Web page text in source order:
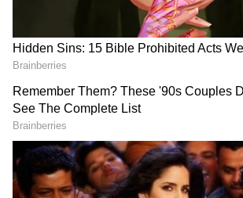
దేవరపల్లిలో అడుగుపెట్టిన జగన్ భారీగా
తరలి వచ్చిన ఫ్యాన్స్ | YS Jagan East
Godavari Tour Devarapalli
ఇంత హుషారు ఏంటి భయ్యా ఎలా
కొట్టేసుకుంటున్నాడో చూడండి | Hushar
Pittalu Movie Press Meet | Actor